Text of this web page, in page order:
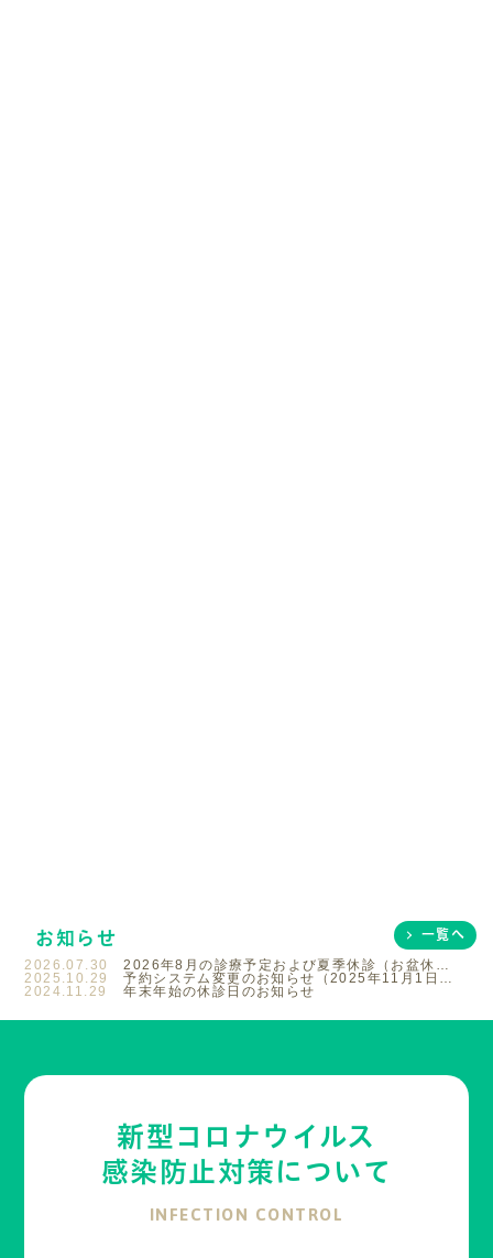
お知らせ
2026.07.30
2025.10.29
2024.11.29
年末年始の休診日のお知らせ
一覧へ
新型コロナウイルス
感染防止対策について
INFECTION CONTROL